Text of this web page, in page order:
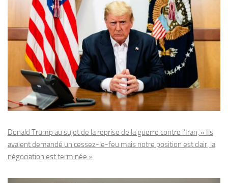
Donald Trump au sujet de la reprise de la guerre contre l’Iran, « Ils
avaient demandé un cessez-le-feu mais notre position est clair, la
négociation est terminée »